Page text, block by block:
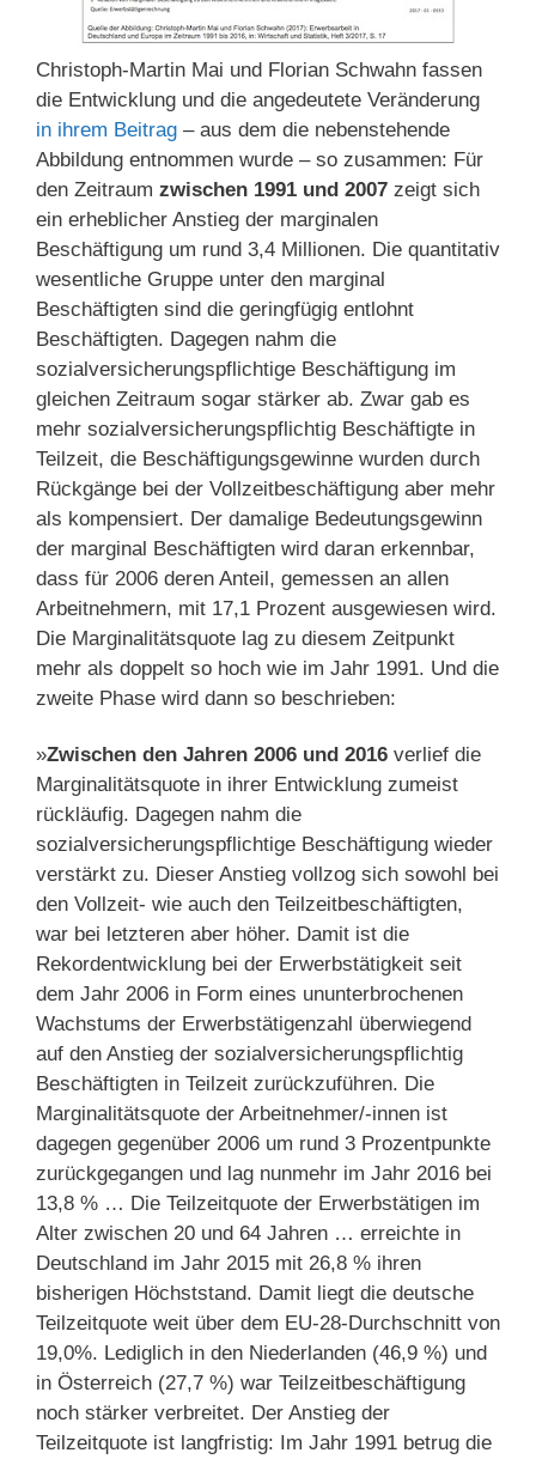
Christoph-Martin Mai und Florian Schwahn fassen
die Entwicklung und die angedeutete Veränderung
in ihrem Beitrag – aus dem die nebenstehende
Abbildung entnommen wurde – so zusammen: Für
den Zeitraum zwischen 1991 und 2007 zeigt sich
ein erheblicher Anstieg der marginalen
Beschäftigung um rund 3,4 Millionen. Die quantitativ
wesentliche Gruppe unter den marginal
Beschäftigten sind die geringfügig entlohnt
Beschäftigten. Dagegen nahm die
sozialversicherungspflichtige Beschäftigung im
gleichen Zeitraum sogar stärker ab. Zwar gab es
mehr sozialversicherungspflichtig Beschäftigte in
Teilzeit, die Beschäftigungsgewinne wurden durch
Rückgänge bei der Vollzeitbeschäftigung aber mehr
als kompensiert. Der damalige Bedeutungsgewinn
der marginal Beschäftigten wird daran erkennbar,
dass für 2006 deren Anteil, gemessen an allen
Arbeitnehmern, mit 17,1 Prozent ausgewiesen wird.
Die Marginalitätsquote lag zu diesem Zeitpunkt
mehr als doppelt so hoch wie im Jahr 1991. Und die
zweite Phase wird dann so beschrieben:
»Zwischen den Jahren 2006 und 2016 verlief die
Marginalitätsquote in ihrer Entwicklung zumeist
rückläufig. Dagegen nahm die
sozialversicherungspflichtige Beschäftigung wieder
verstärkt zu. Dieser Anstieg vollzog sich sowohl bei
den Vollzeit- wie auch den Teilzeitbeschäftigten,
war bei letzteren aber höher. Damit ist die
Rekordentwicklung bei der Erwerbstätigkeit seit
dem Jahr 2006 in Form eines ununterbrochenen
Wachstums der Erwerbstätigenzahl überwiegend
auf den Anstieg der sozialversicherungspflichtig
Beschäftigten in Teilzeit zurückzuführen. Die
Marginalitätsquote der Arbeitnehmer/-innen ist
dagegen gegenüber 2006 um rund 3 Prozentpunkte
zurückgegangen und lag nunmehr im Jahr 2016 bei
13,8 % … Die Teilzeitquote der Erwerbstätigen im
Alter zwischen 20 und 64 Jahren … erreichte in
Deutschland im Jahr 2015 mit 26,8 % ihren
bisherigen Höchststand. Damit liegt die deutsche
Teilzeitquote weit über dem EU-28-Durchschnitt von
19,0%. Lediglich in den Niederlanden (46,9 %) und
in Österreich (27,7 %) war Teilzeitbeschäftigung
noch stärker verbreitet. Der Anstieg der
Teilzeitquote ist langfristig: Im Jahr 1991 betrug die